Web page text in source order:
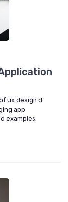
ux design d
app
examples.